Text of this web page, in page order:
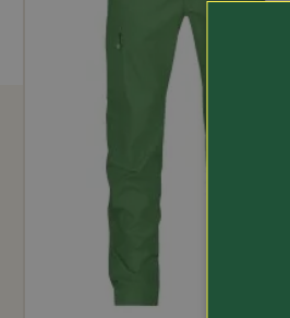
2 seitliche
Innentasche
abnehmbare
40° C Wäsche